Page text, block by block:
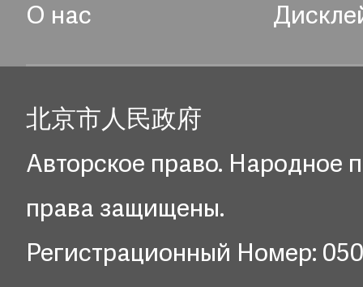
О нас
北京市人民政府
Авторское право. Народное
права защищены.
Регистрационный Номер: